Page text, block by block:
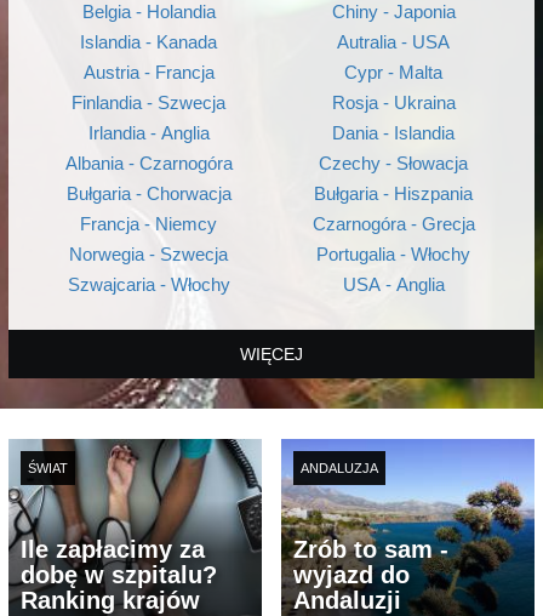
Belgia - Holandia
Islandia - Kanada
Austria - Francja
Finlandia - Szwecja
Irlandia - Anglia
Albania - Czarnogóra
Bułgaria - Chorwacja
Francja - Niemcy
Norwegia - Szwecja
Szwajcaria - Włochy
Chiny - Japonia
Autralia - USA
Cypr - Malta
Rosja - Ukraina
Dania - Islandia
Czechy - Słowacja
Bułgaria - Hiszpania
Czarnogóra - Grecja
Portugalia - Włochy
USA - Anglia
WIĘCEJ
ŚWIAT
Ile zapłacimy za
dobę w szpitalu?
Ranking krajów
ANDALUZJA
Zrób to sam -
wyjazd do
Andaluzji